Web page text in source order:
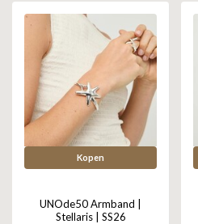
Kopen
UNOde50 Armband |
Stellaris | SS26